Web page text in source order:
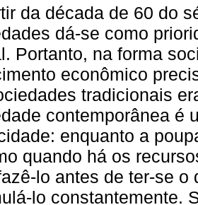
da década de 60 do
dá-se como
Portanto, na forma
econômico
tradicionais
contemporânea é
enquanto a
quando há os
lo antes de ter-se
lo constantemente.